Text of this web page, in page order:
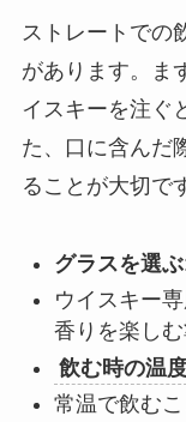
ストレートでの
があります。ま
イスキーを注ぐ
た、口に含んだ
ることが大切で
グラスを選ぶ
ウイスキー
香りを楽しむ
飲む時の温
常温で飲む